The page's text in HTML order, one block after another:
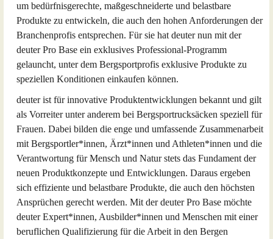
um bedürfnisgerechte, maßgeschneiderte und belastbare
Produkte zu entwickeln, die auch den hohen Anforderungen der
Branchenprofis entsprechen. Für sie hat deuter nun mit der
deuter Pro Base ein exklusives Professional-Programm
gelauncht, unter dem Bergsportprofis exklusive Produkte zu
speziellen Konditionen einkaufen können.
deuter ist für innovative Produktentwicklungen bekannt und gilt
als Vorreiter unter anderem bei Bergsportrucksäcken speziell für
Frauen. Dabei bilden die enge und umfassende Zusammenarbeit
mit Bergsportler*innen, Ärzt*innen und Athleten*innen und die
Verantwortung für Mensch und Natur stets das Fundament der
neuen Produktkonzepte und Entwicklungen. Daraus ergeben
sich effiziente und belastbare Produkte, die auch den höchsten
Ansprüchen gerecht werden. Mit der deuter Pro Base möchte
deuter Expert*innen, Ausbilder*innen und Menschen mit einer
beruflichen Qualifizierung für die Arbeit in den Bergen